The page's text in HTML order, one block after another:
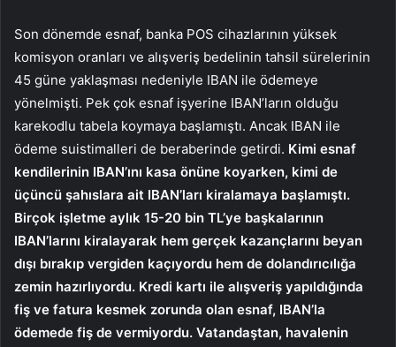
Son dönemde esnaf, banka POS cihazlarının yüksek
komisyon oranları ve alışveriş bedelinin tahsil sürelerinin
45 güne yaklaşması nedeniyle IBAN ile ödemeye
yönelmişti. Pek çok esnaf işyerine IBAN’ların olduğu
karekodlu tabela koymaya başlamıştı. Ancak IBAN ile
ödeme suistimalleri de beraberinde getirdi. Kimi esnaf
kendilerinin IBAN’ını kasa önüne koyarken, kimi de
üçüncü şahıslara ait IBAN’ları kiralamaya başlamıştı.
Birçok işletme aylık 15-20 bin TL’ye başkalarının
IBAN’larını kiralayarak hem gerçek kazançlarını beyan
dışı bırakıp vergiden kaçıyordu hem de dolandırıcılığa
zemin hazırlıyordu. Kredi kartı ile alışveriş yapıldığında
fiş ve fatura kesmek zorunda olan esnaf, IBAN’la
ödemede fiş de vermiyordu. Vatandaştan, havalenin